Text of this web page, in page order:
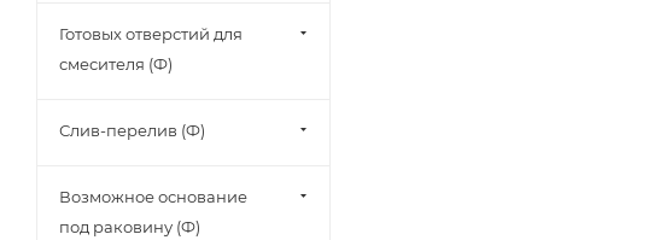
Готовых отверстий для
смесителя (Ф)
Слив-перелив (Ф)
Возможное основание
под раковину (Ф)